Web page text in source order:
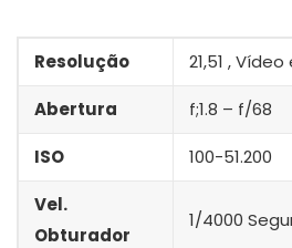
Resolução 21,51 ,
Abertura f;1.8 – f/68
ISO 100-51.200
Vel.
Obturador
1/4000